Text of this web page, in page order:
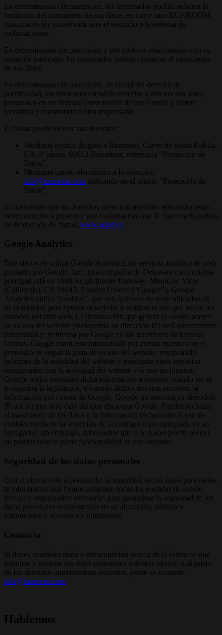
En determinadas circunstancias, los interesados podrán solicitar la
limitación del tratamiento de sus datos, en cuyo caso RUNROOM
únicamente los conservará para el ejercicio o la defensa de
reclamaciones.
En determinadas circunstancias y por motivos relacionados con su
situación particular, los interesados podrán oponerse al tratamiento
de sus datos.
En determinadas circunstancias, en virtud del derecho de
portabilidad, los interesados tendrán derecho a obtener sus datos
personales en un formato estructurado de uso común y lectura
mecánica y transmitirlo a otro responsable.
El titular puede ejercer sus derechos:
Mediante escrito dirigido a Runroom, Carrer de Santa Eulàlia,
5-9, 3ª planta, 08012 Barcelona, referencia “Protección de
Datos”.
Mediante correo electrónico a la dirección
info@runroom.com indicando en el asunto “Protección de
Datos”.
Si consideras que tus derechos no se han atendido adecuadamente,
tienes derecho a presentar una reclamación ante la Agencia Española
de Protección de Datos, www.aepd.es
Google Analytics
Este sitio web utiliza Google Analytics, un servicio analítico de web
prestado por Google, Inc., una compañía de Delaware cuya oficina
principal está en 1600 Amphitheatre Parkway, Mountain View
(California), CA 94043, Estados Unidos (“Google”). Google
Analytics utiliza “cookies”, que son archivos de texto ubicados en
su ordenador, para ayudar al website a analizar el uso que hacen los
usuarios del sitio web. La información que genera la cookie acerca
de su uso del website (incluyendo su dirección IP) será directamente
transmitida y archivada por Google en los servidores de Estados
Unidos. Google usará esta información por cuenta nuestra con el
propósito de seguir la pista de su uso del website, recopilando
informes de la actividad del website y prestando otros servicios
relacionados con la actividad del website y el uso de Internet.
Google podrá transmitir dicha información a terceros cuando así se
lo requiera la legislación, o cuando dichos terceros procesen la
información por cuenta de Google. Google no asociará su dirección
IP con ningún otro dato del que disponga Google. Puedes rechazar
el tratamiento de los datos o la información rechazando el uso de
cookies mediante la selección de la configuración apropiada de su
navegador, sin embargo, debes saber que si lo haces puede ser que
no puedas usar la plena funcionalidad de este website.
Seguridad de los datos personales
Con el objetivo de salvaguardar la seguridad de tus datos personales,
te informamos que hemos adoptado todas las medidas de índole
técnica y organizativa necesarias para garantizar la seguridad de los
datos personales suministrados de su alteración, pérdida y
tratamientos o accesos no autorizados.
Contacto
Si tienes cualquier duda o preocupación acerca de la forma en que
tratamos y usamos sus datos personales o deseas ejercer cualquiera
de los derechos anteriormente descritos, ponte en contacto
info@runroom.com
Hablemos